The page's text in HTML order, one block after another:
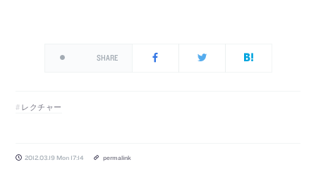
SHARE
レクチャー
2012.03.19 Mon 17:14 permalink